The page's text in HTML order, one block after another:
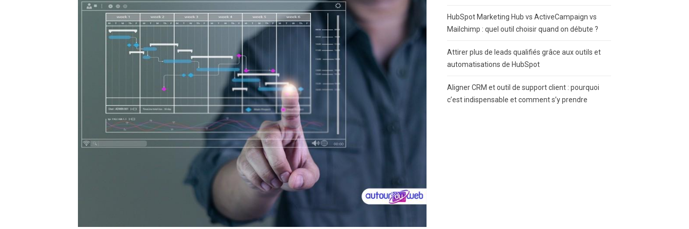
HubSpot Marketing Hub vs ActiveCampaign vs
Mailchimp : quel outil choisir quand on débute ?
Attirer plus de leads qualifiés grâce aux outils et
automatisations de HubSpot
Aligner CRM et outil de support client : pourquoi
c’est indispensable et comment s’y prendre